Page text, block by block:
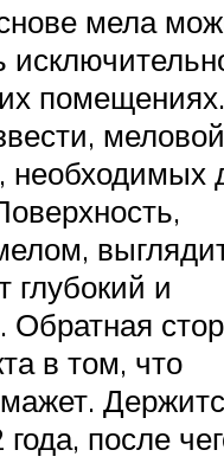
мела
необходимых
глубокий и
в том, что
после